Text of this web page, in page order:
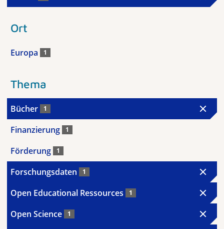
Ort
Europa 1
Thema
Bücher 1
Finanzierung 1
Förderung 1
Forschungsdaten 1
Open Educational Ressources 1
Open Science 1